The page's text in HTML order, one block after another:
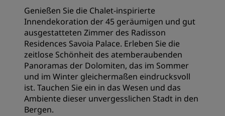
Genießen Sie die Chalet-inspirierte
Innendekoration der 45 geräumigen und gut
ausgestatteten Zimmer des Radisson
Residences Savoia Palace. Erleben Sie die
zeitlose Schönheit des atemberaubenden
Panoramas der Dolomiten, das im Sommer
und im Winter gleichermaßen eindrucksvoll
ist. Tauchen Sie ein in das Wesen und das
Ambiente dieser unvergesslichen Stadt in den
Bergen.